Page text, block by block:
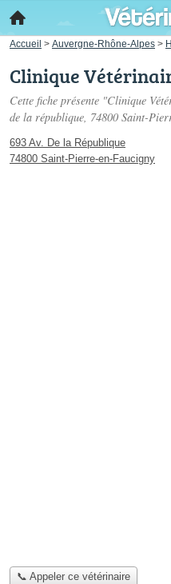
Accueil > Auvergne-Rhône-Alpes >
Clinique
Cette fiche présente "Clinique
de la république, 74800 Saint-
693 Av. De la République
74800 Saint-Pierre-en-Faucigny
📞 Appeler ce vétérinaire